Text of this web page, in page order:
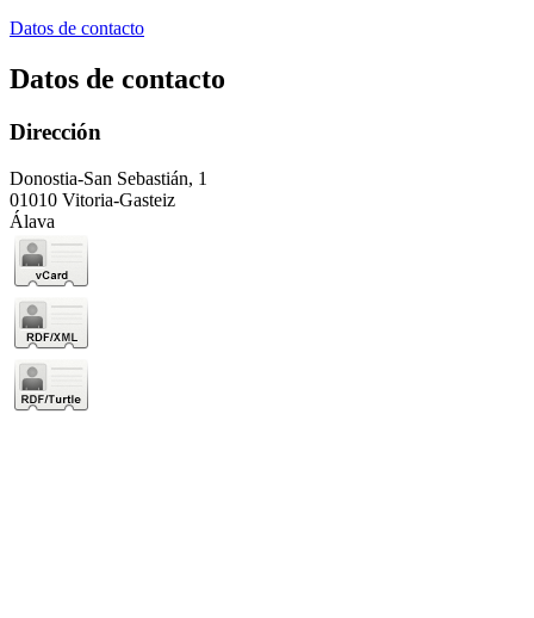
Datos de contacto
Datos de contacto
Dirección
Donostia-San Sebastián, 1
01010 Vitoria-Gasteiz
Álava